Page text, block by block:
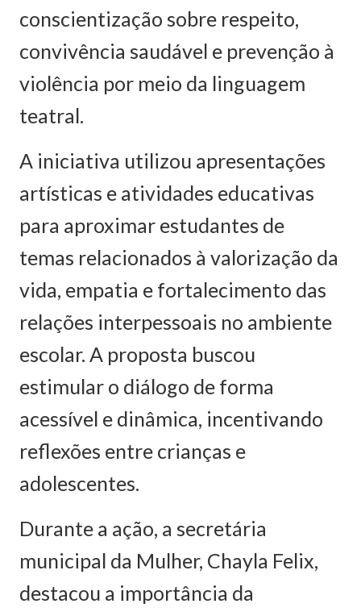
conscientização sobre respeito,
convivência saudável e prevenção à
violência por meio da linguagem
teatral.
A iniciativa utilizou apresentações
artísticas e atividades educativas
para aproximar estudantes de
temas relacionados à valorização da
vida, empatia e fortalecimento das
relações interpessoais no ambiente
escolar. A proposta buscou
estimular o diálogo de forma
acessível e dinâmica, incentivando
reflexões entre crianças e
adolescentes.
Durante a ação, a secretária
municipal da Mulher, Chayla Felix,
destacou a importância da